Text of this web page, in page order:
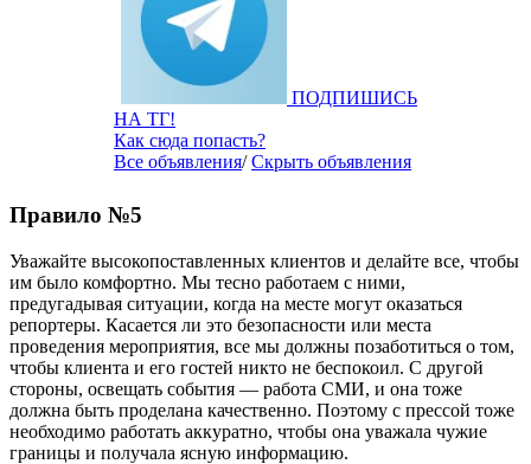
ПОДПИШИСЬ
НА ТГ!
Как сюда попасть?
Все объявления/Скрыть объявления
Правило №5
Уважайте высокопоставленных клиентов и делайте все, чтобы
им было комфортно. Мы тесно работаем с ними,
предугадывая ситуации, когда на месте могут оказаться
репортеры. Касается ли это безопасности или места
проведения мероприятия, все мы должны позаботиться о том,
чтобы клиента и его гостей никто не беспокоил. С другой
стороны, освещать события — работа СМИ, и она тоже
должна быть проделана качественно. Поэтому с прессой тоже
необходимо работать аккуратно, чтобы она уважала чужие
границы и получала ясную информацию.